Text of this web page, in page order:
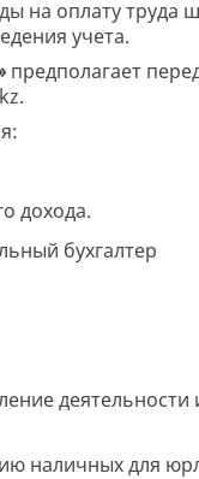
на оплату труда
учета.
предполагает
дохода.
бухгалтер
наличных для